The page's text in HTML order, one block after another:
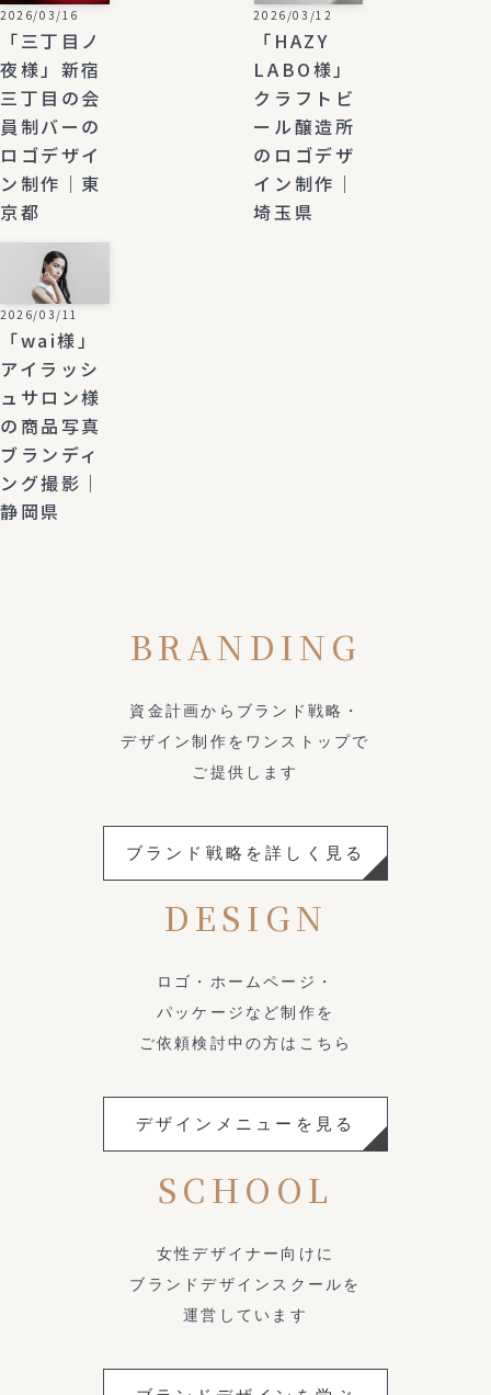
2026/03/16
「三丁目ノ
夜様」新宿
三丁目の会
員制バーの
ロゴデザイ
ン制作｜東
京都
2026/03/12
「HAZY
LABO様」
クラフトビ
ール醸造所
のロゴデザ
イン制作｜
埼玉県
2026/03/11
「wai様」
アイラッシ
ュサロン様
の商品写真
ブランディ
ング撮影｜
静岡県
BRANDING
資金計画からブランド戦略・
デザイン制作をワンストップで
ご提供します
ブランド戦略を詳しく見る
DESIGN
ロゴ・ホームページ・
パッケージなど制作を
ご依頼検討中の方はこちら
デザインメニューを見る
SCHOOL
女性デザイナー向けに
ブランドデザインスクールを
運営しています